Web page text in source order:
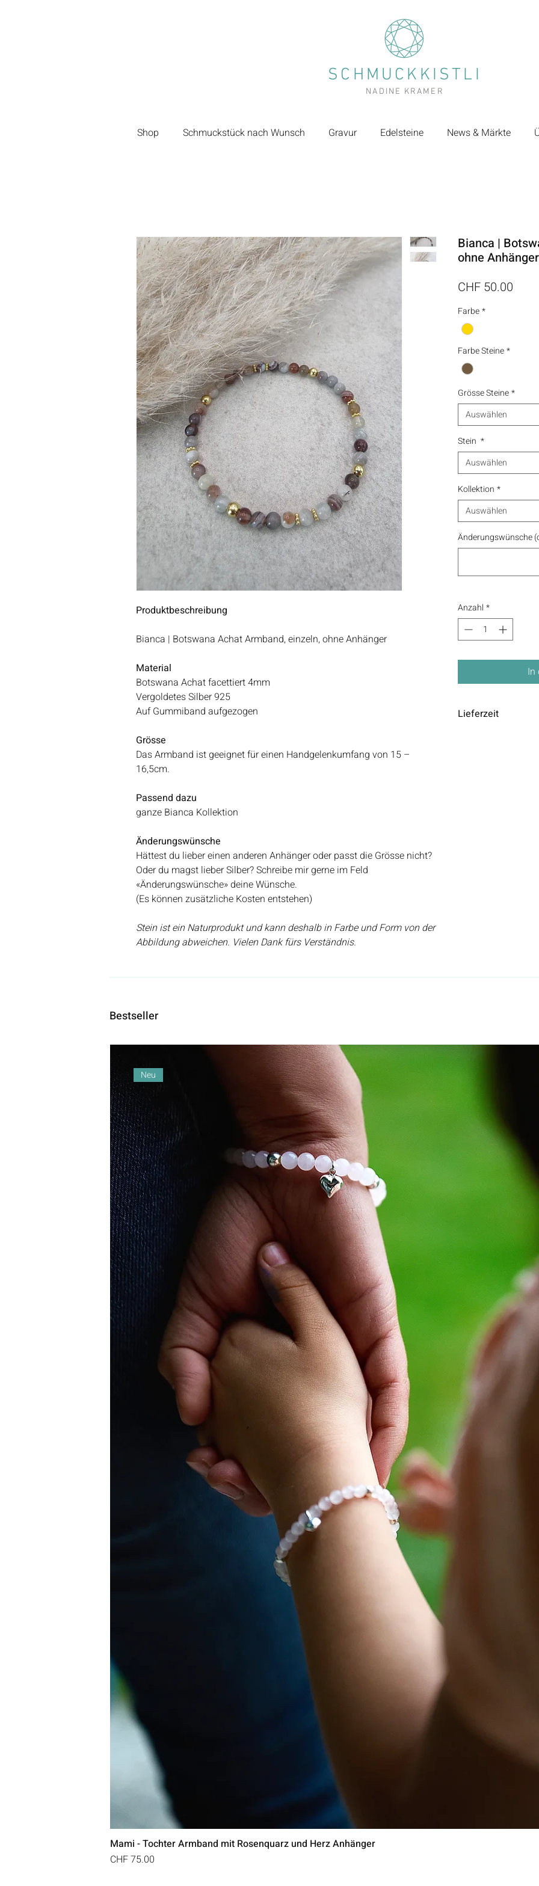
SCHMUCKKISTLI
NADINE KRAMER
Shop Schmuckstück nach Wunsch Gravur Edelsteine News & Märkte
Produktbeschreibung
Bianca | Botswana Achat Armband, einzeln, ohne Anhänger
Material
Botswana Achat facettiert 4mm
Vergoldetes Silber 925
Auf Gummiband aufgezogen
Grösse
Das Armband ist geeignet für einen Handgelenkumfang von 15 –
16,5cm.
Passend dazu
ganze Bianca Kollektion
Änderungswünsche
Hättest du lieber einen anderen Anhänger oder passt die Grösse nicht?
Oder du magst lieber Silber? Schreibe mir gerne im Feld
«Änderungswünsche» deine Wünsche.
(Es können zusätzliche Kosten entstehen)
Stein ist ein Naturprodukt und kann deshalb in Farbe und Form von der
Abbildung abweichen. Vielen Dank fürs Verständnis.
Bianca |
ohne Anhänger
CHF 50.00
Farbe*
Farbe Steine*
Grösse Steine*
Auswählen
Stein *
Auswählen
Kollektion *
Auswählen
Änderungswünsche
Anzahl *
In
Lieferzeit
Bestseller
Neu
Mami - Tochter Armband mit Rosenquarz und Herz Anhänger
Preis
CHF 75.00